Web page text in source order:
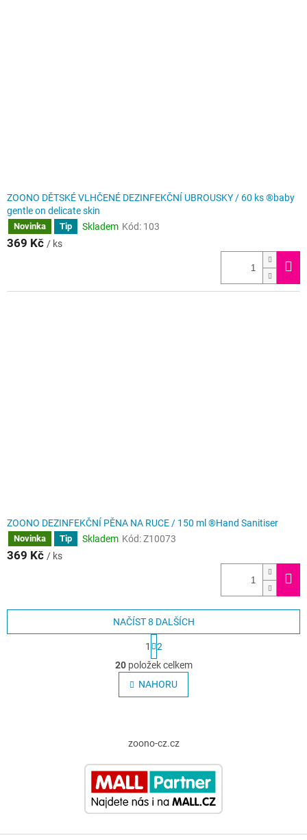
ZOONO DĚTSKÉ VLHČENÉ DEZINFEKČNÍ UBROUSKY / 60 ks ®baby
gentle on delicate skin
Novinka Tip Skladem Kód: 103
369 Kč / ks
ZOONO DEZINFEKČNÍ PĚNA NA RUCE / 150 ml ®Hand Sanitiser
Novinka Tip Skladem Kód:Z10073
369 Kč / ks
O
v
l
á
í
p
r
v
k
y
NAČÍST 8 DALŠÍCH
t
r
á
n
k
n
1
2
20položek celkem
NAHORU
zoono-cz.cz